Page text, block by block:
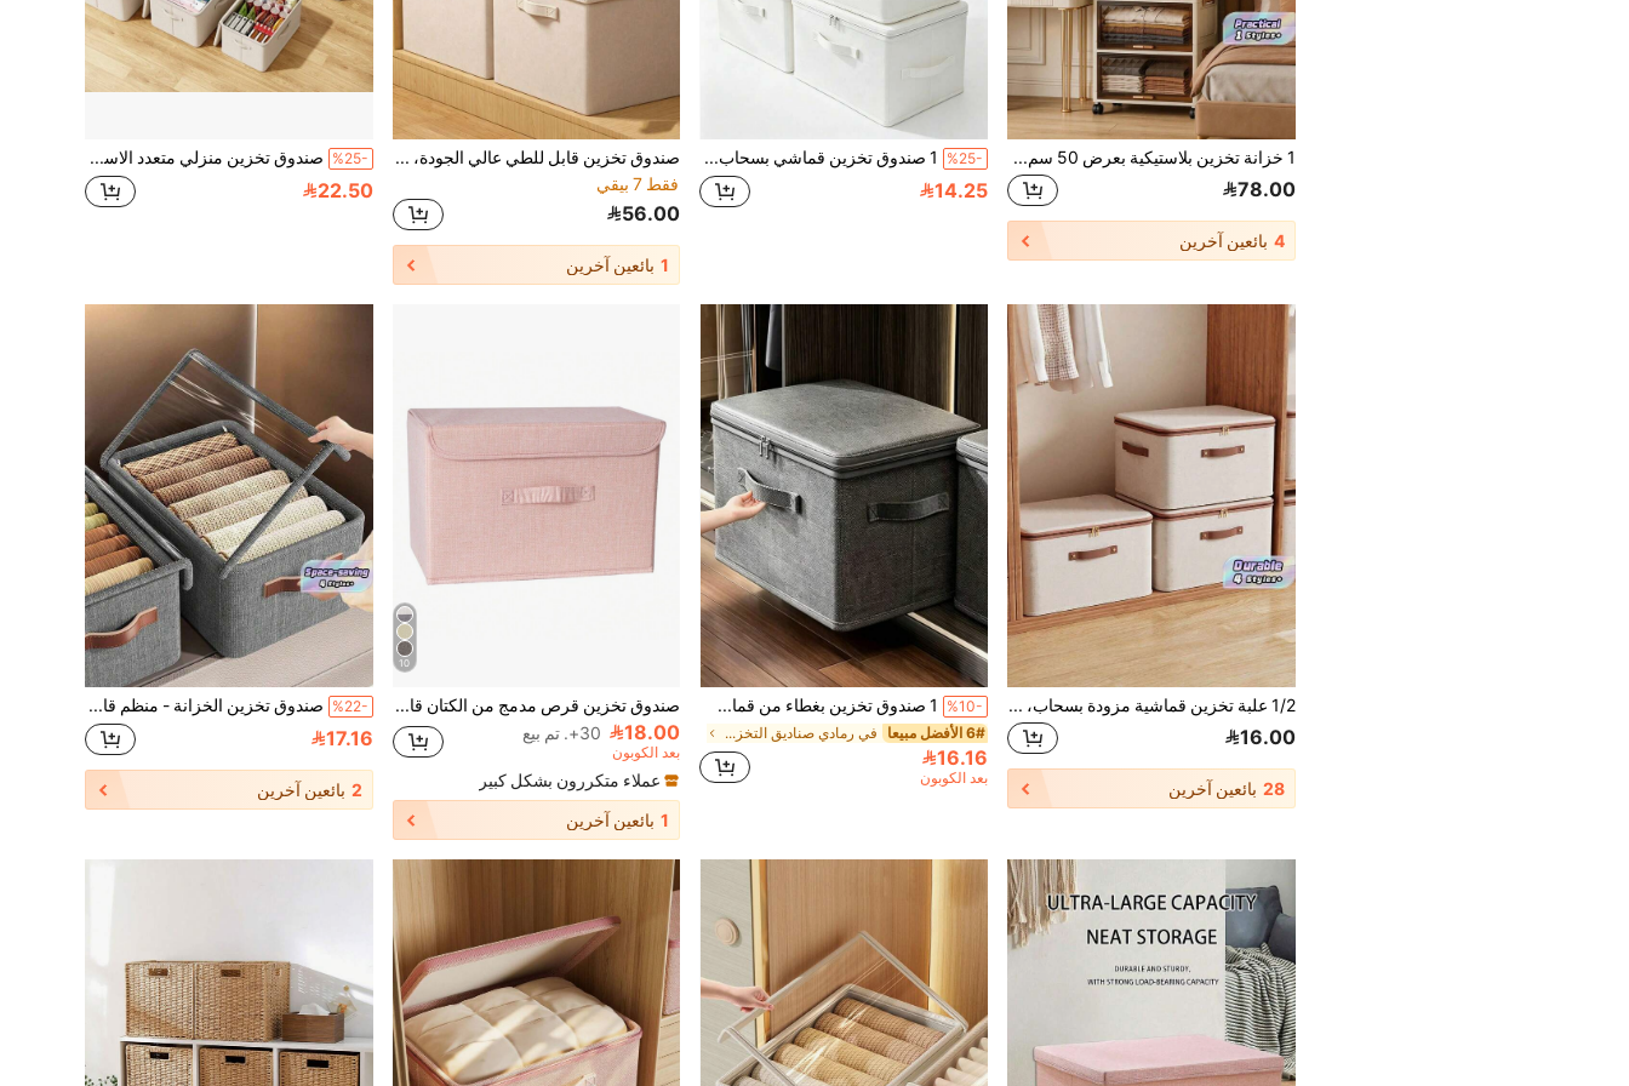
1 خزانة تخزين بلاستيكية بعرض 50 سم/19.6 بوصة، صندوق تخزين قابل للطي، صندوق تخزين لتقسيم الملابس، خزانة تخزين جانبية للمطبخ والمطاعم، رف تخزين للمطبخ، خزانة تخزين للعب في غرفة المعيشة، منظم خزانة الشقوق، خزانة تخزين شقوق المطبخ، هدايا عيد الميلاد وعيد الهالوين، صندوق تخزين محمول للخزانة، تخزين السرير
78.00
4 بائعين آخرين
%25- 1 صندوق تخزين قماشي بسحاب، منظم ملابس وفراش بسعة كبيرة، صندوق تخزين قماشي بسحاب للملابس واللحاف بسعة كبيرة، صندوق تخزين قابل للطي، سلة تنظيم، 3 مقابض محمولة، حاوية تخزين قابلة للتكديس مقاومة للرطوبة والغبار، مناسبة للملابس والفراش والكنزات والعناصر المتنوعة، صندوق تخزين منزلي، لوازم العودة إلى المدرسة، مناسبة لغرفة النوم والشقة وديكور غرفة النوم والعودة إلى المدرسة
14.25
صندوق تخزين قابل للطي عالي الجودة، صندوق تخزين ملابس مغطى بسعة كبيرة، مقاوم للغبار والرطوبة، مقابض على الجانبين، صندوق تخزين بأسلوب الدرج، قابل للتكديس، مناسب جداً لتخزين المنزل وتخزين غرفة النوم والتخزين الموسمي، ديكور غرفة النوم، العودة إلى المدرسة
فقط 7 بيقي
56.00
1 بائعين آخرين
%25- صندوق تخزين منزلي متعدد الاستخدامات، صندوق تخزين من الكتان السميك قابل للطي مع غطاء، حاوية قابلة للتكديس مقاومة للغبار، مناسب لتخزين الوجبات الخفيفة والملابس والألعاب والمطبخ والمؤن وغرفة النوم والتنظيم
22.50
1/2 علبة تخزين قماشية مزودة بسحاب، منظم خزانة قابل للطي وللغسيل، مع مقبض (بيج)
16.00
28 بائعين آخرين
%10- 1 صندوق تخزين بغطاء من قماش كاتيوني سادة، منظم قابل للطي والغسل ومقاوم للماء والغبار بتصميم بسيط، موفر للمساحة للملابس والألحفة، صندوق تخزين لغرفة النوم والسكن الجامعي، علبة تخزين لغرفة التخزين والتنظيم المنزلي والفرز
6# الأفضل مبيعا في رمادي صناديق التخزين
16.16
بعد الكوبون
10
صندوق تخزين قرص مدمج من الكتان قابل للطي، سلة تخزين قابلة للطي مع غطاء، سلة منظم للألعاب، سلة غسيل
18.00 30+. تم بيع
بعد الكوبون
عملاء متكررون بشكل كبير
1 بائعين آخرين
%22- صندوق تخزين الخزانة - منظم قابل للطي لتخزين البنطلونات والملابس والمنزل، موفر للمساحة قابل للطي
17.16
2 بائعين آخرين